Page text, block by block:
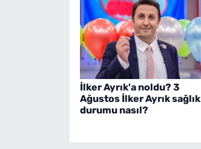
İlker Ayrık'a noldu? 3
Ağustos İlker Ayrık sağlık
durumu nasıl?